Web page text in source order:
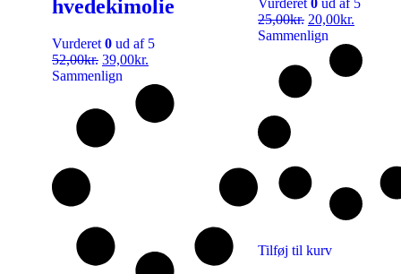
hvedekimolie
Vurderet0 ud af 5
52,00kr. 39,00kr.
Sammenlign
Vurderet0 ud af 5
25,00kr. 20,00kr.
Sammenlign
Tilføj til kurv